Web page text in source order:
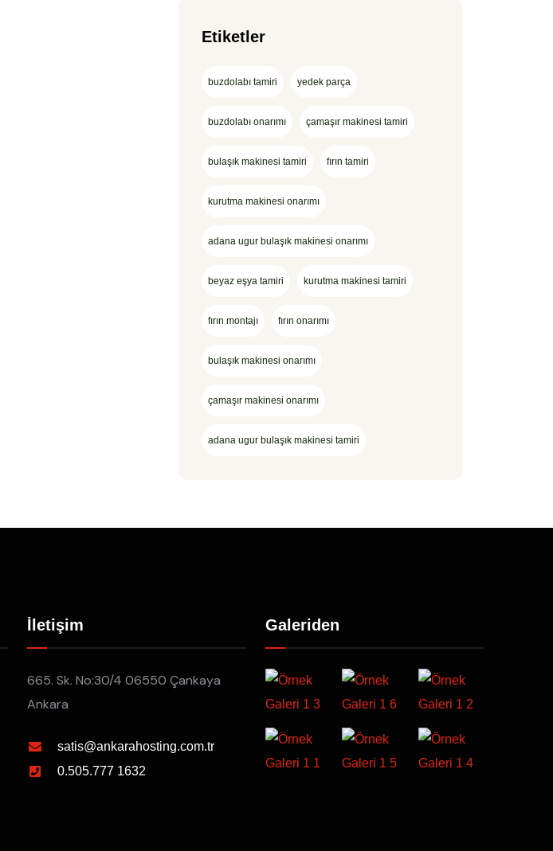
Etiketler
buzdolabı tamiri yedek parça
buzdolabı onarımı çamaşır makinesi tamiri
bulaşık makinesi tamiri fırın tamiri
kurutma makinesi onarımı
adana ugur bulaşık makinesi onarımı
beyaz eşya tamiri kurutma makinesi tamiri
fırın montajı fırın onarımı
bulaşık makinesi onarımı
çamaşır makinesi onarımı
adana ugur bulaşık makinesi tamiri
İletişim
665. Sk. No:30/4 06550 Çankaya
Ankara
satis@ankarahosting.com.tr
0.505.777 1632
Galeriden